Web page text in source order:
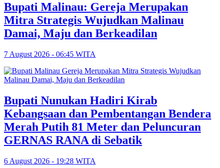
Bupati Malinau: Gereja Merupakan
Mitra Strategis Wujudkan Malinau
Damai, Maju dan Berkeadilan
7 August 2026 - 06:45 WITA
Bupati Nunukan Hadiri Kirab
Kebangsaan dan Pembentangan Bendera
Merah Putih 81 Meter dan Peluncuran
GERNAS RANA di Sebatik
6 August 2026 - 19:28 WITA